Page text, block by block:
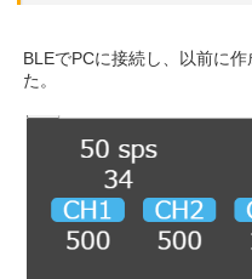
BLEでPCに接続し、以前に
た。